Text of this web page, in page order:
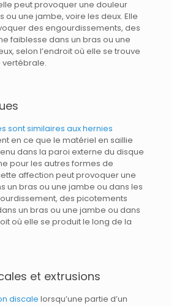
peut provoquer une douleur
ou une jambe, voire les deux. Elle
des engourdissements, des
faiblesse dans un bras ou une
selon l’endroit où elle se trouve
vertébrale.
sont similaires aux hernies
en ce que le matériel en saillie
dans la paroi externe du disque
pour les autres formes de
affection peut provoquer une
un bras ou une jambe ou dans les
des picotements
un bras ou une jambe ou dans
où elle se produit le long de la
et extrusions
discale lorsqu’une partie d’un